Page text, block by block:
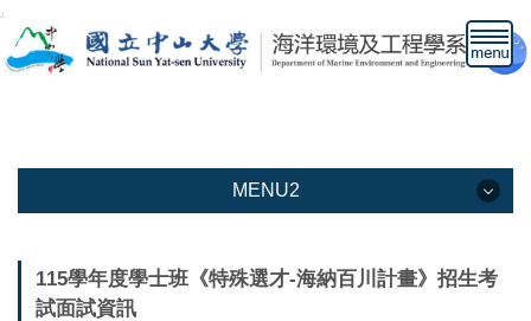
到
主
區
MENU2
本系介紹
115學年度學士班《特殊選才-海納百川計畫》招生考
試面試資訊